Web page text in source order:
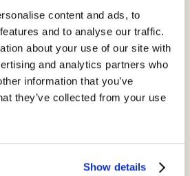
content and ads, to
and to analyse our traffic.
about your use of our site with
and analytics partners who
information that you’ve
they’ve collected from your use
Show details
, per valutare lo stato dell’opera ed
cambiamenti al fine di correggere il
esigenze.
del quarto valore determina lo
focus contrattuale
e dal risultato complessivo all’iter